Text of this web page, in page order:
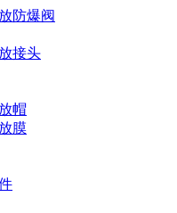
防爆阀
接头
帽
膜